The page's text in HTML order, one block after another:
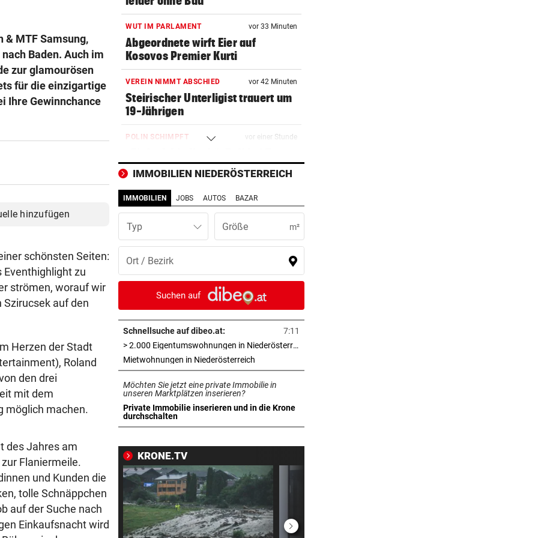
& MTF Samsung,
Baden. Auch im
zur glamourösen
für die einzigartige
Ihre Gewinnchance
hinzufügen
schönsten Seiten:
Eventhighlight zu
strömen, worauf wir
Szirucsek auf den
Herzen der Stadt
Roland
den drei
mit dem
möglich machen.
des Jahres am
Flaniermeile.
und Kunden die
tolle Schnäppchen
auf der Suche nach
Einkaufsnacht wird
WUT IM PARLAMENT vor 33 Minuten
Abgeordnete wirft Eier auf
Kosovos Premier Kurti
VEREIN NIMMT ABSCHIED vor 42 Minuten
Steirischer Unterligist trauert um
19-Jährigen
POLIN SCHIMPFT vor einer Stunde
de France Femmes
RANNTE AUF STRASSE
Mädchen in Tirol von Fahrzeug
erfasst und verletzt
DRAMA WEGEN DÜRRE vor einer Stunde
„Wir haben rund 35 Kilogramm
tote Fische entsorgt“
DIE „KRONE“ FRAGT NACH vor einer Stunde
Banken auf dem Prüfstand: Digital
statt Filiale?
SOMMERGEWINNSPIEL 2026
3 x 1 Traumurlaub mit Lidl Reisen
gewinnen!
FEUER IN NORDITALIEN vor einer Stunde
Waldbrände eskalieren! Autobahn
KEINE SPUR ... vor 2 Stunden
Fake-Hochzeit! Ronaldo hat alle
getäuscht
KINDHEITSERINNERUNGEN vor 2 Stunden
IMMOBILIEN NIEDERÖSTERREICH
IMMOBILIEN JOBS AUTOS BAZAR
Typ m²
Suchen auf
Schnellsuche auf dibeo.at:
7:11
> 2.000 Eigentumswohnungen in Niederösterreich
Mietwohnungen in Niederösterreich
Möchten Sie jetzt eine private Immobilie in
unseren Marktplätzen inserieren?
Private Immobilie inserieren und in die Krone
durchschalten
in neuem Tab öffnen
KRONE.TV